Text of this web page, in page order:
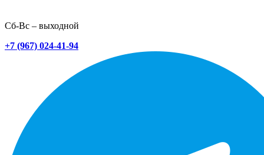
Сб-Вс – выходной
+7 (967) 024-41-94